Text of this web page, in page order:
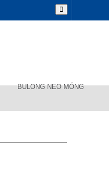
BULONG NEO MÓNG